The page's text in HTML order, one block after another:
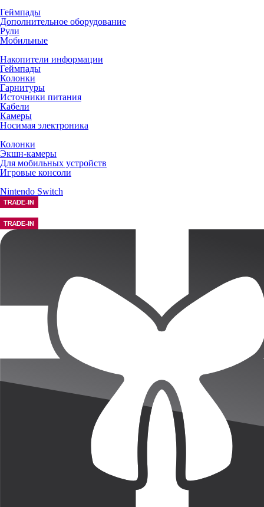
Геймпады
Дополнительное оборудование
Рули
Мобильные
Накопители информации
Геймпады
Колонки
Гарнитуры
Источники питания
Кабели
Камеры
Носимая электроника
Колонки
Экшн-камеры
Для мобильных устройств
Игровые консоли
Nintendo Switch